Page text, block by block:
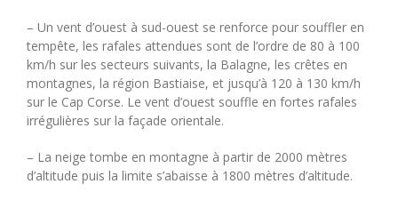
– Un vent d’ouest à sud-ouest se renforce pour souffler en
tempête, les rafales attendues sont de l’ordre de 80 à 100
km/h sur les secteurs suivants, la Balagne, les crêtes en
montagnes, la région Bastiaise, et jusqu’à 120 à 130 km/h
sur le Cap Corse. Le vent d’ouest souffle en fortes rafales
irrégulières sur la façade orientale.
– La neige tombe en montagne à partir de 2000 mètres
d’altitude puis la limite s’abaisse à 1800 mètres d’altitude.